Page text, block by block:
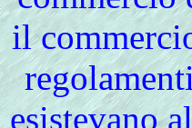
il
esistevano